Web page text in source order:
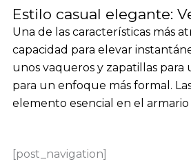
Estilo casual elegante:
Una de las características más
capacidad para elevar
unos vaqueros y zapatillas para
para un enfoque más formal.
elemento esencial en el
[post_navigation]